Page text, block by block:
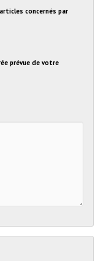
concernés par
prévue de votre